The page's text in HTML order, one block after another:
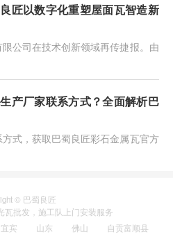
匠以数字化重塑屋面瓦智造新
公司在技术创新领域再传捷报。由
产厂家联系方式？全面解析巴
式，获取巴蜀良匠彩石金属瓦官方
© 巴蜀良匠
瓦批发，施工队上门安装服务
宜宾 山东 佛山 自贡富顺县